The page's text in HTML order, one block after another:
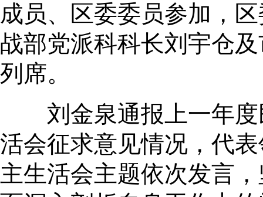
成员、区委委员参加，
战部党派科科长刘宇仓
列席。
刘金泉通报上一年度
活会征求意见情况，代
主生活会主题依次发言